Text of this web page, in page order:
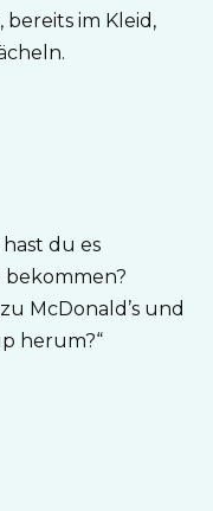
im Kleid,
hast du es
bekommen?
McDonald’s und
herum?“